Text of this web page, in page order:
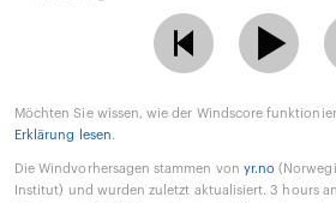
Möchten Sie wissen, wie der Windscore
Erklärung lesen.
Die Windvorhersagen stammen von yr.no
Institut) und wurden zuletzt aktualisiert. 3 hours